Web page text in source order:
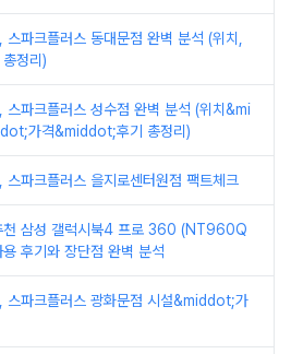
스파크플러스 동대문점 완벽 분석 (위치,
정리)
스파크플러스 성수점 완벽 분석 (위치&mi
가격&middot;후기 총정리)
스파크플러스 을지로센터원점 팩트체크
천 삼성 갤럭시북4 프로 360 (NT960Q
후기와 장단점 완벽 분석
스파크플러스 광화문점 시설&middot;가